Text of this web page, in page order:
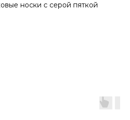
носки с серой пяткой